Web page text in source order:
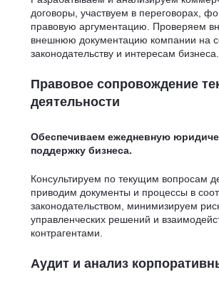
договоры, участвуем в переговорах,
правовую аргументацию. Проверяем
внешнюю документацию компании на
законодательству и интересам бизнеса.
Правовое сопровождение
деятельности
Обеспечиваем ежедневную
поддержку бизнеса.
Консультируем по текущим вопросам
приводим документы и процессы в
законодательством, минимизируем
управленческих решений и
контрагентами.
Аудит и анализ